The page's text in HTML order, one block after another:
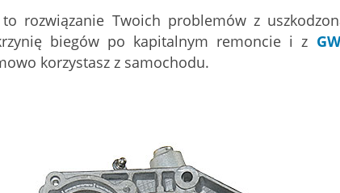
rozwiązanie Twoich problemów z
biegów po kapitalnym remoncie i z
korzystasz z samochodu.